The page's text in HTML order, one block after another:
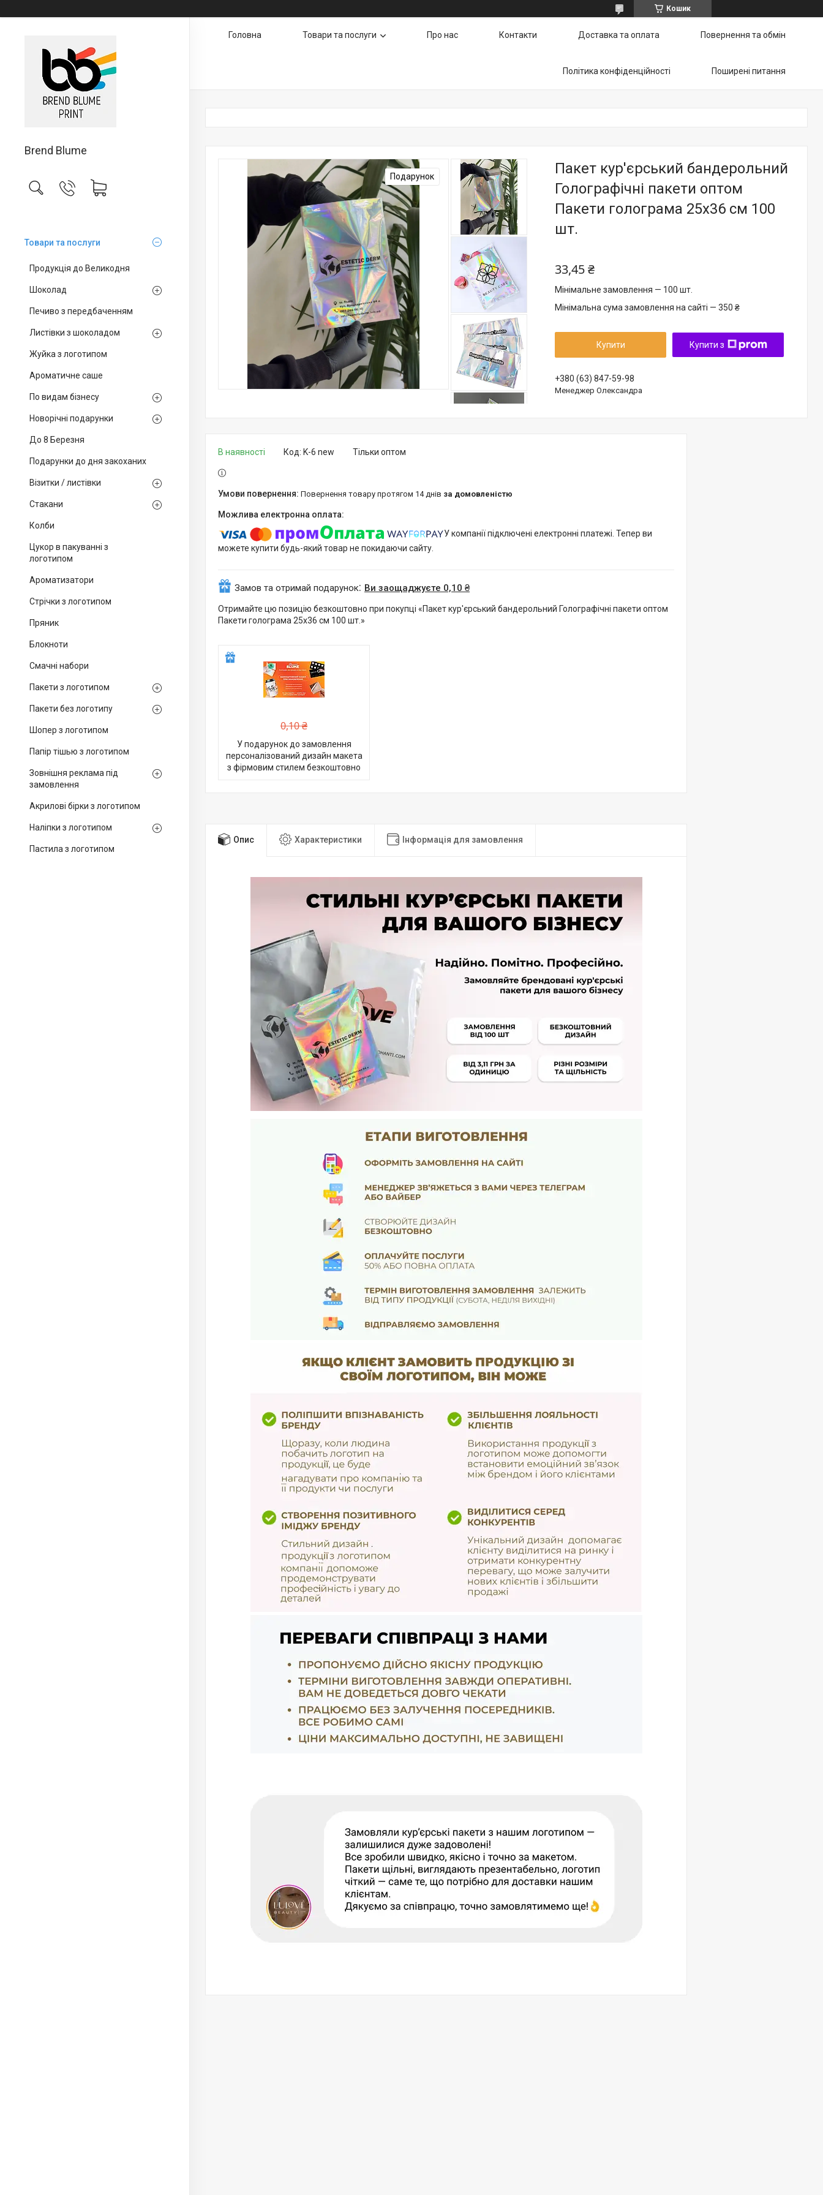
Кошик
Brend Blume
Товари та послуги
Продукція до Великодня
Шоколад
Печиво з передбаченням
Листівки з шоколадом
Жуйка з логотипом
Ароматичне саше
По видам бізнесу
Новорічні подарунки
До 8 Березня
Подарунки до дня закоханих
Візитки / листівки
Стакани
Колби
Цукор в пакуванні з
логотипом
Ароматизатори
Стрічки з логотипом
Пряник
Блокноти
Смачні набори
Пакети з логотипом
Пакети без логотипу
Шопер з логотипом
Папір тішью з логотипом
Зовнішня реклама під
замовлення
Акрилові бірки з логотипом
Наліпки з логотипом
Пастила з логотипом
Головна Товари та послуги Про нас Контакти Доставка та оплата Повернення та обмін
Політика конфіденційності Поширені питання
Подарунок
Пакет кур'єрський бандерольний
Голографічні пакети оптом
Пакети голограма 25х36 см 100
шт.
33,45 ₴
Мінімальне замовлення — 100 шт.
Мінімальна сума замовлення на сайті — 350 ₴
Купити Купити з
+380 (63) 847-59-98
Менеджер Олександра
В наявності Тільки оптом
Код: K-6 new
повернення товару протягом 14 днів за домовленістю
У компанії підключені електронні платежі. Тепер ви
можете купити будь-який товар не покидаючи сайту.
Замов та отримай подарунок Ви заощаджуєте 0,10 ₴
Отримайте цю позицію безкоштовно при покупці «Пакет кур'єрський бандерольний Голографічні пакети оптом
Пакети голограма 25х36 см 100 шт.»
0,10 ₴
У подарунок до замовлення
персоналізований дизайн макета
з фірмовим стилем безкоштовно
Опис Характеристики Інформація для замовлення